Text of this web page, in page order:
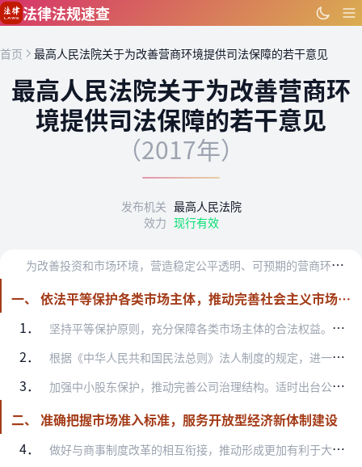
跳到主要内容
法律法规速查
首页 最高人民法院关于为改善营商环境提供司法保障的若干意见
最高人民法院关于为改善营商环
境提供司法保障的若干意见
（2017年）
发布机关 最高人民法院
效力 现行有效
为
改善投资和市场环境，营造稳定公平透明、可预期的营商环境，加快建设开放型经济新体制提供更加有力的司法服务和保障，结合人民法院审判执行工作实际，制定本意见。
一、 依法平等保护各类市场主体，推动完善社会主义市场经济主体法律制度
1．
坚持平等保护原则，充分保障各类市场主体的合法权益。全面贯彻平等保护不同所有制主体、不同地区市场主体、不同行业利益主体的工作要求，坚持各类市场主体法律地位平等、权…
2． 根据《中华人民共和国民法总则》法人制度的规定，进一步完善法人规则体系。针对《中华人民共和国民法总则》法人制度部分的变化，及时总结具体适用过程中存在的问题，区分情…
3． 加强中小股东保护，推动完善公司治理结构。适时出台公司法相关司法解释，正确处理公司决议效力、股东知情权、利润分配权、优先购买权和股东代表诉讼等纠纷案件，依法加强股…
二、 准确把握市场准入标准，服务开放型经济新体制建设
4．
做好与商事制度改革的相互衔接，推动形成更加有利于大众创业、万众创新的营商氛围。妥善应对商事登记制度改革对司法审判工作的影响，切实推动解决注册资本认缴登记制改革后…